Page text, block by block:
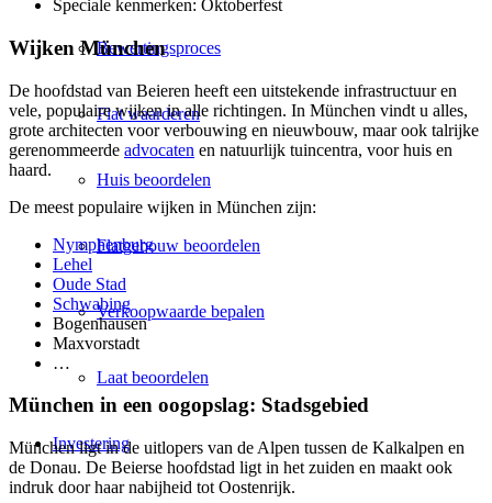
Bewertingsproces
Flat waarderen
Huis beoordelen
Flatgebouw beoordelen
Verkoopwaarde bepalen
Laat beoordelen
Investering
Speciale kenmerken: Oktoberfest
Wijken München
De hoofdstad van Beieren heeft een uitstekende infrastructuur en
vele, populaire wijken in alle richtingen. In München vindt u alles,
grote architecten voor verbouwing en nieuwbouw, maar ook talrijke
gerenommeerde advocaten en natuurlijk tuincentra, voor huis en
haard.
De meest populaire wijken in München zijn:
Nymphenburg
Lehel
Oude Stad
Schwabing
Bogenhausen
Maxvorstadt
…
München in een oogopslag: Stadsgebied
München ligt in de uitlopers van de Alpen tussen de Kalkalpen en
de Donau. De Beierse hoofdstad ligt in het zuiden en maakt ook
indruk door haar nabijheid tot Oostenrijk.